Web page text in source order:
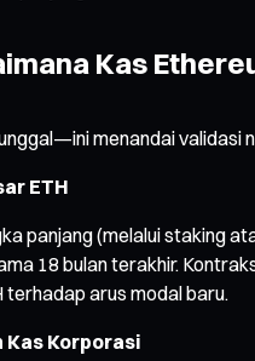
Kas
menandai
ETH
panjang (melalui staking
18 bulan terakhir.
arus modal baru.
Kas Korporasi